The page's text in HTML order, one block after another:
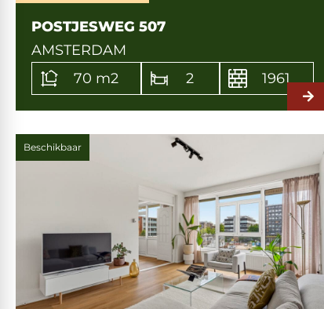
POSTJESWEG 507
AMSTERDAM
70 m2
2 1961
Beschikbaar